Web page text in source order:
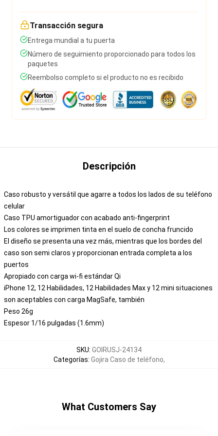
Transacción segura
Entrega mundial a tu puerta
Número de seguimiento proporcionado para todos los
paquetes
Reembolso completo si el producto no es recibido
Descripción
Caso robusto y versátil que agarre a todos los lados de su teléfono
celular
Caso TPU amortiguador con acabado anti-fingerprint
Los colores se imprimen tinta en el suelo de concha fruncido
El diseño se presenta una vez más, mientras que los bordes del
caso son semi claros y proporcionan entrada completa a los
puertos
Apropiado con carga wi-fi estándar Qi
iPhone 12, 12 Habilidades, 12 Habilidades Max y 12 mini situaciones
son aceptables con carga MagSafe, también
Peso 26g
Espesor 1/16 pulgadas (1.6mm)
SKU: GOIRUSJ-24134
Categorías: Gojira Caso de teléfono,
What Customers Say